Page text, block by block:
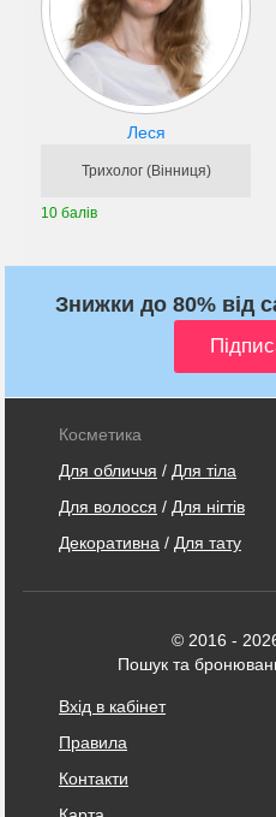
Леся
Трихолог (Вінниця)
10 балів
Знижки до 80% від
Косметика
Для обличчя / Для тіла
Для волосся / Для нігтів
Декоративна / Для тату
© 2016 -
Пошук та
Вхід в кабінет
Правила
Контакти